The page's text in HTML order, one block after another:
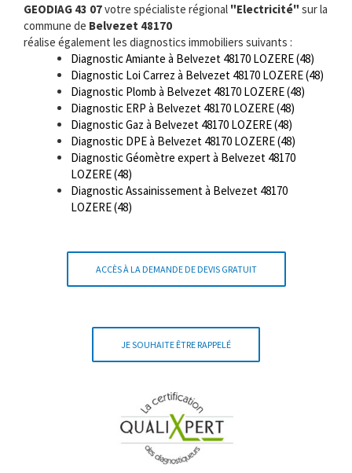
GEODIAG 43 07votre spécialiste régional "Electricité" sur la
commune de Belvezet 48170
réalise également les diagnostics immobiliers suivants :
Diagnostic Amiante à Belvezet 48170 LOZERE (48)
Diagnostic Loi Carrez à Belvezet 48170 LOZERE (48)
Diagnostic Plomb à Belvezet 48170 LOZERE (48)
Diagnostic ERP à Belvezet 48170 LOZERE (48)
Diagnostic Gaz à Belvezet 48170 LOZERE (48)
Diagnostic DPE à Belvezet 48170 LOZERE (48)
Diagnostic Géomètre expert à Belvezet 48170
LOZERE (48)
Diagnostic Assainissement à Belvezet 48170
LOZERE (48)
ACCÈS À LA DEMANDE DE DEVIS GRATUIT
JE SOUHAITE ÊTRE RAPPELÉ